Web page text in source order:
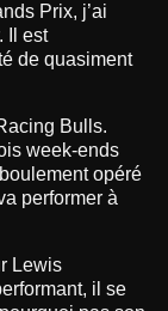
Prix, j’ai
Il est
de quasiment
Bulls.
week-ends
opéré
performer à
Lewis
il se